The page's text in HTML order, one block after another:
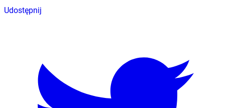
Udostępnij